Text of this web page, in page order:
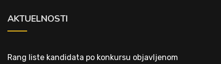
AKTUELNOSTI
Rang liste kandidata po konkursu objavljenom